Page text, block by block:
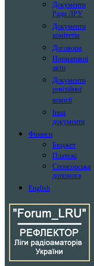
Документи
Ради ЛРУ
Документи
комітетів
Договори
Нормативні
акти
Документи
ревізійної
комісії
Інші
документи
Фінанси
Бюджет
Платежі
Спонсорська
допомога
English